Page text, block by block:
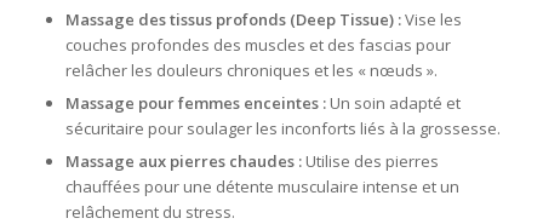
Massage des tissus profonds (Deep Tissue) :Vise les
couches profondes des muscles et des fascias pour
relâcher les douleurs chroniques et les « nœuds ».
Massage pour femmes enceintes :Un soin adapté et
sécuritaire pour soulager les inconforts liés à la grossesse.
Massage aux pierres chaudes :Utilise des pierres
chauffées pour une détente musculaire intense et un
relâchement du stress.